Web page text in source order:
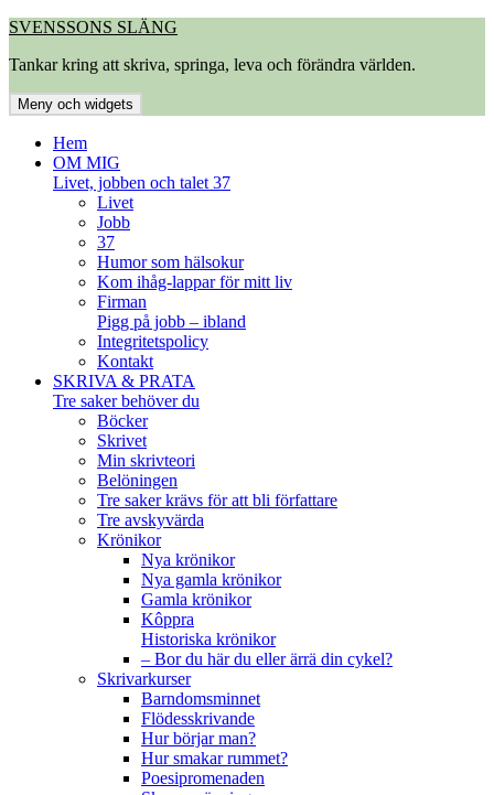
Hoppa
innehåll
SVENSSONS SLÄNG
Tankar kring att skriva, springa, leva och förändra världen.
Meny och widgets
Hem
OM MIG
Livet, jobben och talet 37
Livet
Jobb
37
Humor som hälsokur
Kom ihåg-lappar för mitt liv
Firman
Pigg på jobb – ibland
Integritetspolicy
Kontakt
SKRIVA & PRATA
Tre saker behöver du
Böcker
Skrivet
Min skrivteori
Belöningen
Tre saker krävs för att bli författare
Tre avskyvärda
Krönikor
Nya krönikor
Nya gamla krönikor
Gamla krönikor
Kôppra
Historiska krönikor
– Bor du här du eller ärrä din cykel?
Skrivarkurser
Barndomsminnet
Flödesskrivande
Hur börjar man?
Hur smakar rummet?
Poesipromenaden